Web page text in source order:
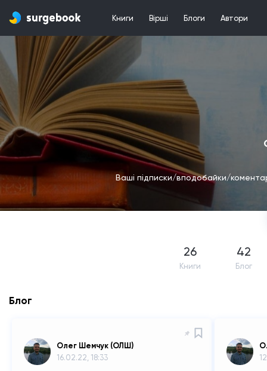
Книги Вірші Блоги Автори
Ваші підписки/вподобайки/
26
Книги
42
Блог
Блог
Олег Шемчук (ОЛШ)
16.02.22, 18:33